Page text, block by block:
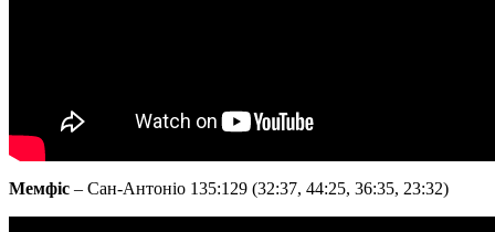
Мемфіс – Сан-Антоніо 135:129 (32:37, 44:25, 36:35, 23:32)